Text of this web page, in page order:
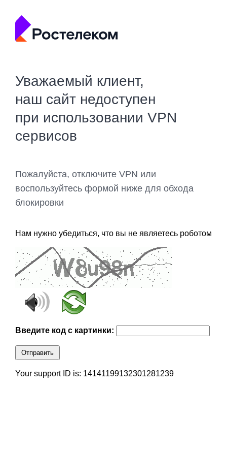
Уважаемый клиент,
наш сайт недоступен
при использовании VPN
сервисов
Пожалуйста, отключите VPN или
воспользуйтесь формой ниже для обхода
блокировки
Нам нужно убедиться, что вы не являетесь роботом
Введите код с картинки:
Отправить
Your support ID is: 14141199132301281239